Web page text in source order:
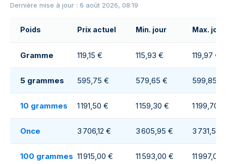
Dernière mise à jour : 6 août 2026, 08:19
Poids Prix actuel Min. jour Max. jour
Gramme 119,15 € 115,93 € 119,97 €
5 grammes 595,75 € 579,65 € 599,85 €
10 grammes 1 191,50 € 1 159,30 € 1 199,70 €
Once 3 706,12 € 3 605,95 € 3 731,53
100 grammes 11 915,00 € 11 593,00 € 11 997,00